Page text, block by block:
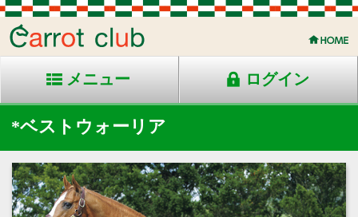
メニュー ログイン
*ベストウォーリア